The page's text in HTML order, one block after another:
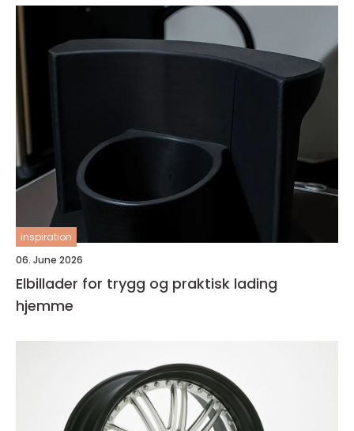
inspiration
06. June 2026
Elbillader for trygg og praktisk lading
hjemme